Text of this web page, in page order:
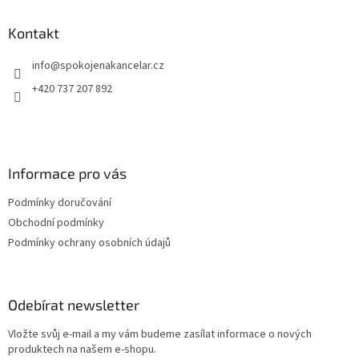
Kontakt
info@spokojenakancelar.cz
+420 737 207 892
Informace pro vás
Podmínky doručování
Obchodní podmínky
Podmínky ochrany osobních údajů
Odebírat newsletter
Vložte svůj e-mail a my vám budeme zasílat informace o nových
produktech na našem e-shopu.